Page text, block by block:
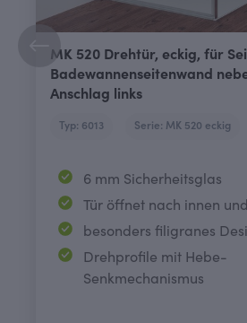
MK 520 Drehtür, eckig, für
Badewannenseitenwand
Anschlag links
Typ: 6013 Serie: MK 520 eckig
6 mm Sicherheitsglas
Tür öffnet nach innen
besonders filigranes
Drehprofile mit Hebe-
Senkmechanismus